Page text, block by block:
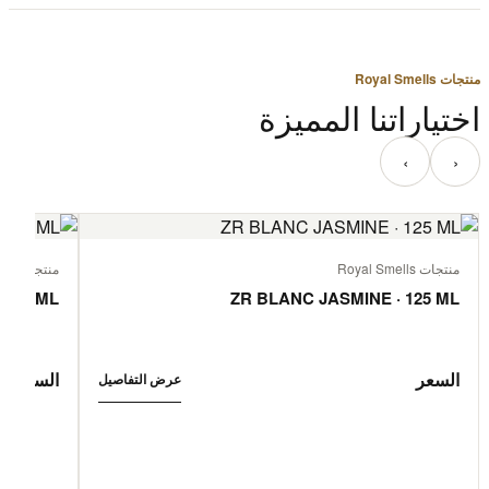
منتجات Royal Smells
اختياراتنا المميزة
‹ ›
منتجات Royal Smells
ZR BLANC JASMINE · 125 ML
السعر عرض التفاصيل
منتجات Royal Smells
ML
السعر